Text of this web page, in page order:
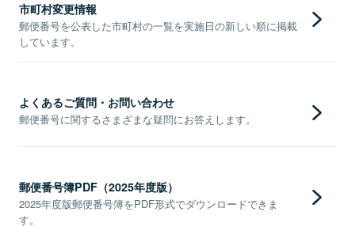
市町村変更情報
郵便番号を公表した市町村の一覧を実施日の新しい順に掲載
しています。
よくあるご質問・お問い合わせ
郵便番号に関するさまざまな疑問にお答えします。
郵便番号簿PDF（2025年度版）
2025年度版郵便番号簿をPDF形式でダウンロードできま
す。